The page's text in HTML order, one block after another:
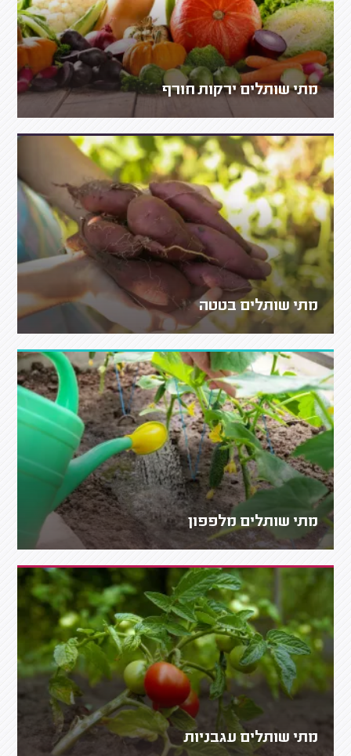
מתי שותלים ירקות חורף
מתי שותלים בטטה
מתי שותלים מלפפון
מתי שותלים עגבניות